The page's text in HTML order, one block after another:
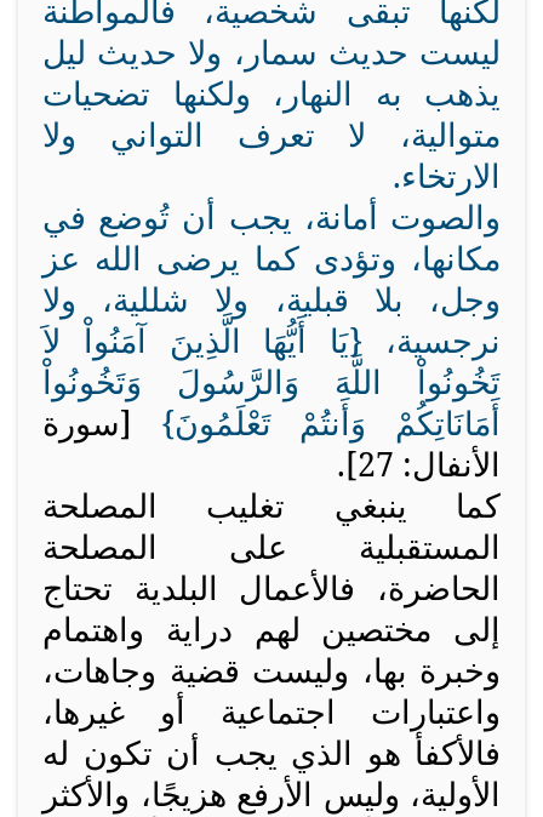
لكنها تبقى شخصية، فالمواطنة
ليست حديث سمار، ولا حديث ليل
يذهب به النهار، ولكنها تضحيات
متوالية، لا تعرف التواني ولا
الارتخاء.
والصوت أمانة، يجب أن تُوضع في
مكانها، وتؤدى كما يرضى الله عز
وجل، بلا قبلية، ولا شللية، ولا
نرجسية، {يَا أَيُّهَا الَّذِينَ آمَنُواْ لاَ
تَخُونُواْ اللَّهَ وَالرَّسُولَ وَتَخُونُواْ
أَمَانَاتِكُمْ وَأَنتُمْ تَعْلَمُونَ} [سورة
الأنفال: 27].
كما ينبغي تغليب المصلحة
المستقبلية على المصلحة
الحاضرة، فالأعمال البلدية تحتاج
إلى مختصين لهم دراية واهتمام
وخبرة بها، وليست قضية وجاهات،
واعتبارات اجتماعية أو غيرها،
فالأكفأ هو الذي يجب أن تكون له
الأولية، وليس الأرفع هزيجًا، والأكثر